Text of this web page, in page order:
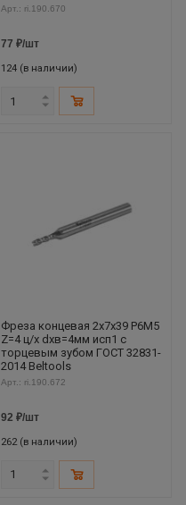
Арт.: ri.190.670
77 ₽/шт
124 (в наличии)
Фреза концевая 2х7х39 Р6М5
Z=4 ц/х dхв=4мм исп1 с
торцевым зубом ГОСТ 32831-
2014 Beltools
Арт.: ri.190.672
92 ₽/шт
262 (в наличии)